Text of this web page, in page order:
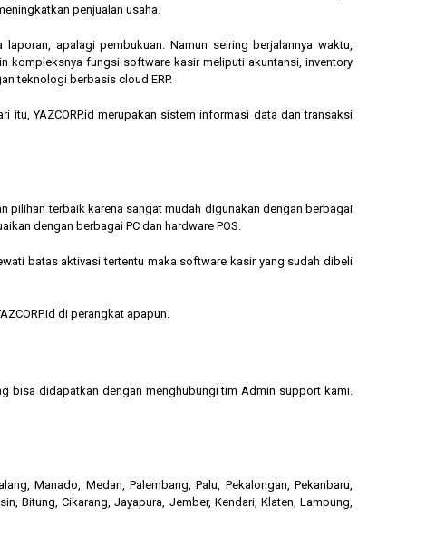
penjualan usaha.
apalagi pembukuan. Namun seiring berjalannya waktu,
kompleksnya fungsi software kasir meliputi akuntansi, inventory
teknologi berbasis cloud ERP.
itu, YAZCORP.id merupakan sistem informasi data dan transaksi
pilihan terbaik karena sangat mudah digunakan dengan berbagai
dengan berbagai PC dan hardware POS.
batas aktivasi tertentu maka software kasir yang sudah dibeli
di perangkat apapun.
bisa didapatkan dengan menghubungi tim Admin support kami.
Manado, Medan, Palembang, Palu, Pekalongan, Pekanbaru,
Bitung, Cikarang, Jayapura, Jember, Kendari, Klaten, Lampung,